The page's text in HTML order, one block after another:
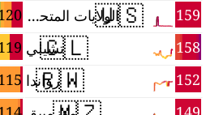
🇺🇸 159 الولايات المتحدة
🇨🇱 158 تشيلي
🇷🇼 152 رواندا
120
119
115